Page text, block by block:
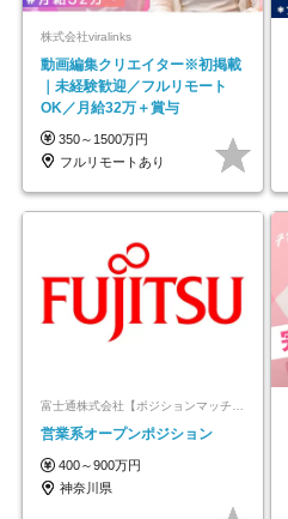
株式会社viralinks
動画編集クリエイター※初掲載
｜未経験歓迎／フルリモート
OK／月給32万＋賞与
350～1500万円
フルリモートあり
富士通株式会社【ポジションマッチ登録】
営業系オープンポジション
400～900万円
神奈川県